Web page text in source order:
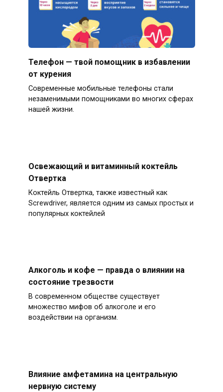
Телефон — твой помощник в избавлении
от курения
Современные мобильные телефоны стали
незаменимыми помощниками во многих сферах
нашей жизни.
Освежающий и витаминный коктейль
Отвертка
Коктейль Отвертка, также известный как
Screwdriver, является одним из самых простых и
популярных коктейлей
Алкоголь и кофе — правда о влиянии на
состояние трезвости
В современном обществе существует
множество мифов об алкоголе и его
воздействии на организм.
Влияние амфетамина на центральную
нервную систему